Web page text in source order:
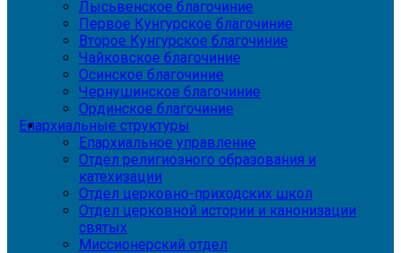
Лысьвенское благочиние
Первое Кунгурское благочиние
Второе Кунгурское благочиние
Чайковское благочиние
Осинское благочиние
Чернушинское благочиние
Ординское благочиние
Епархиальные структуры
Епархиальное управление
Отдел религиозного образования и
катехизации
Отдел церковно-приходских школ
Отдел церковной истории и канонизации
святых
Миссионерский отдел